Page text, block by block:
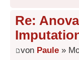
Re:
von Paule »